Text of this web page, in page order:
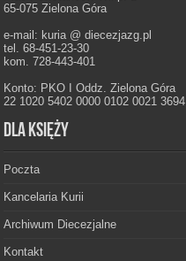
65-075 Zielona Góra
e-mail: kuria @ diecezjazg.pl
tel. 68-451-23-30
kom. 728-443-401
Konto: PKO I Oddz. Zielona Góra
22 1020 5402 0000 0102 0021 3694
Dla księży
Poczta
Kancelaria Kurii
Archiwum Diecezjalne
Kontakt